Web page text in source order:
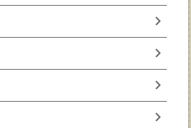
chevron_right
chevron_right
chevron_right
chevron_right